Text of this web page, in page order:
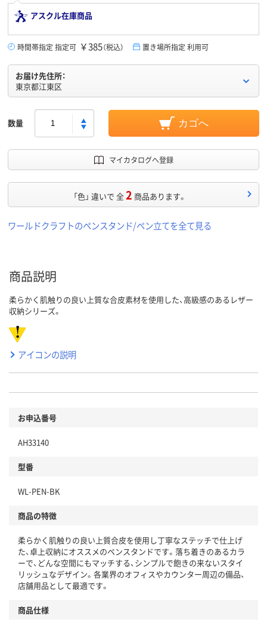
アスクル在庫商品
時間帯指定 指定可 ￥385（税込） 置き場所指定 利用可
お届け先住所：
東京都江東区
数量 カゴへ
マイカタログへ登録
「色」 違いで 全2 商品あります。
ワールドクラフトのペンスタンド/ペン立てを全て見る
商品説明
柔らかく肌触りの良い上質な合皮素材を使用した、高級感のあるレザー
収納シリーズ。
アイコンの説明
お申込番号
AH33140
型番
WL-PEN-BK
商品の特徴
柔らかく肌触りの良い上質合皮を使用し丁寧なステッチで仕上げ
た、卓上収納にオススメのペンスタンドです。落ち着きのあるカラ
ーで、どんな空間にもマッチする、シンプルで飽きの来ないスタイ
リッシュなデザイン。各業界のオフィスやカウンター周辺の備品、
店舗用品として最適です。
商品仕様